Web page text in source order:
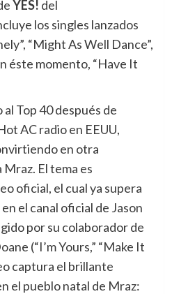
YES! del
los singles lanzados
“Might As Well Dance”,
éste momento, “Have It
Top 40 después de
AC radio en EEUU,
en otra
El tema es
oficial, el cual ya supera
el canal oficial de Jason
por su colaborador de
(“I’m Yours,” “Make It
captura el brillante
el pueblo natal de Mraz: